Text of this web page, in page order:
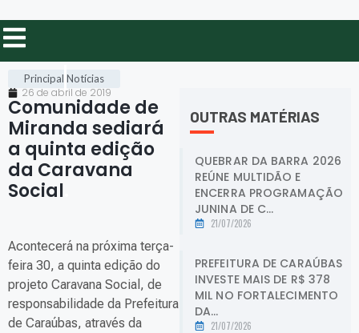
Principal Notícias
26 de abril de 2019
Comunidade de
Miranda sediará
a quinta edição
da Caravana
Social
Acontecerá na próxima terça-
feira 30, a quinta edição do
projeto Caravana Social, de
responsabilidade da Prefeitura
de Caraúbas, através da
OUTRAS MATÉRIAS
QUEBRAR DA BARRA 2026
REÚNE MULTIDÃO E
ENCERRA PROGRAMAÇÃO
JUNINA DE C...
21/07/2026
PREFEITURA DE CARAÚBAS
INVESTE MAIS DE R$ 378
MIL NO FORTALECIMENTO
DA...
21/07/2026